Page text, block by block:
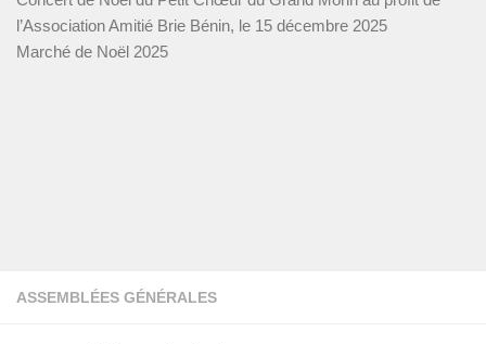
ASSEMBLÉES GÉNÉRALES
l’Association Amitié Brie Bénin, le 15 décembre 2025
Marché de Noël 2025